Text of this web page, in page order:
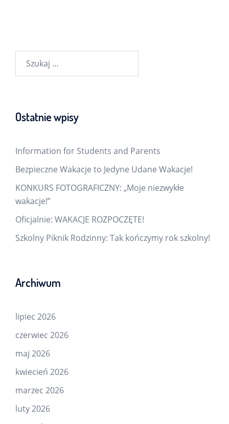
Ostatnie wpisy
Information for Students and Parents
Bezpieczne Wakacje to Jedyne Udane Wakacje!
KONKURS FOTOGRAFICZNY: „Moje niezwykłe
wakacje!”
Oficjalnie: WAKACJE ROZPOCZĘTE!
Szkolny Piknik Rodzinny: Tak kończymy rok szkolny!
Archiwum
lipiec 2026
czerwiec 2026
maj 2026
kwiecień 2026
marzec 2026
luty 2026